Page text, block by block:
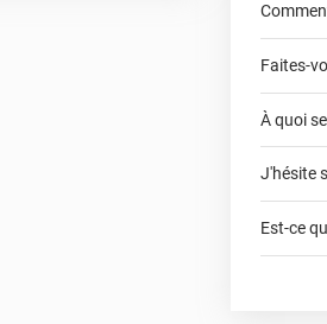
Faites-
kits
À quoi
J'hésite
Est-ce